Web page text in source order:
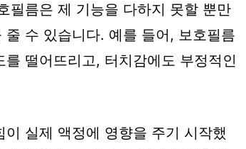
필름은 제 기능을 다하지 못할 뿐만
수 있습니다. 예를 들어, 보호필름
떨어뜨리고, 터치감에도 부정적인
실제 액정에 영향을 주기 시작했